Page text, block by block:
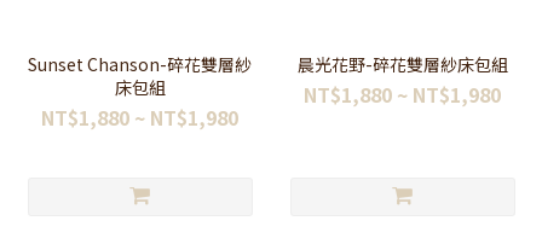
Sunset Chanson-碎花雙層紗
床包組
NT$1,880 ~ NT$1,980
晨光花野-碎花雙層紗床包組
NT$1,880 ~ NT$1,980